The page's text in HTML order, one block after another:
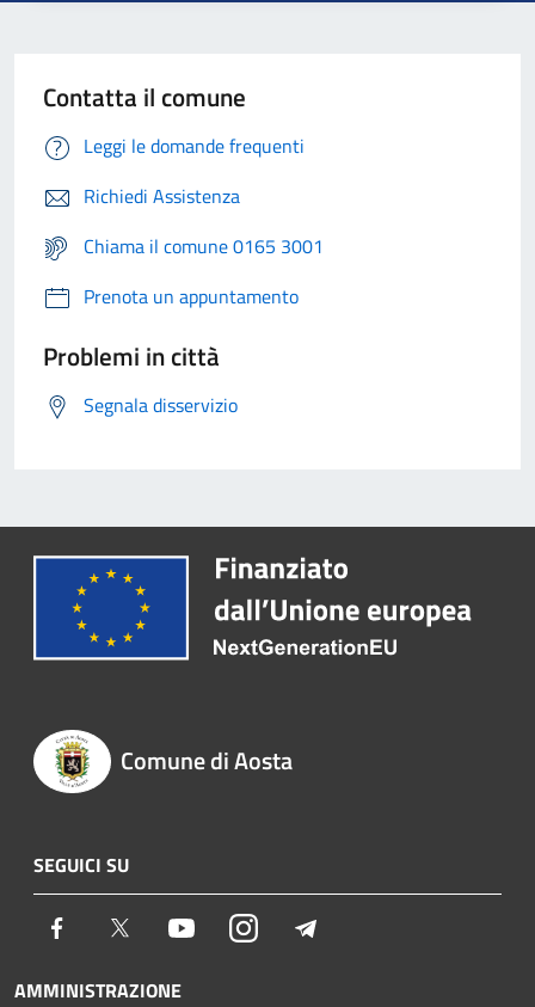
Contatta il comune
Leggi le domande frequenti
Richiedi Assistenza
Chiama il comune 0165 3001
Prenota un appuntamento
Problemi in città
Segnala disservizio
Comune di Aosta
SEGUICI SU
Facebook Twitter YoutubeInstagram
AMMINISTRAZIONE